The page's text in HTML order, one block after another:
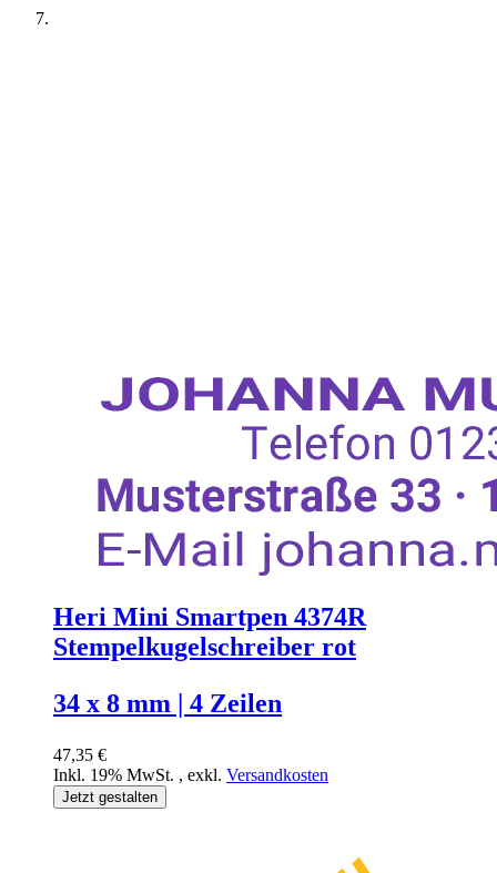
Heri Mini Smartpen 4374R
Stempelkugelschreiber rot
34 x 8 mm | 4 Zeilen
47,35 €
Inkl. 19% MwSt. , exkl. Versandkosten
Jetzt gestalten